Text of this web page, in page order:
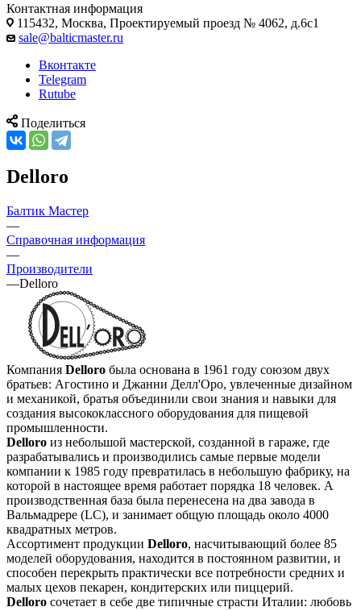
Контактная информация
115432, Москва, Проектируемый проезд № 4062, д.6с1
sale@balticmaster.ru
Вконтакте
Telegram
Rutube
Поделиться
Delloro
Балтик Мастер
—
Справочная информация
—
Производители
—Delloro
Компания Delloro была основана в 1961 году союзом двух
братьев: Агостино и Джанни Делл'Оро, увлеченные дизайном
и механикой, братья объединили свои знания и навыки для
создания высококлассного оборудования для пищевой
промышленности.
Delloro из небольшой мастерской, созданной в гараже, где
разрабатывались и производились самые первые модели
компании к 1985 году превратилась в небольшую фабрику, на
которой в настоящее время работает порядка 18 человек. А
производственная база была перенесена на два завода в
Вальмадрере (LC), и занимает общую площадь около 4000
квадратных метров.
Ассортимент продукции Delloro, насчитывающий более 85
моделей оборудования, находится в постоянном развитии, и
способен перекрыть практически все потребности средних и
малых цехов пекарен, кондитерских или пиццерий.
Delloro сочетает в себе две типичные страсти Италии: любовь